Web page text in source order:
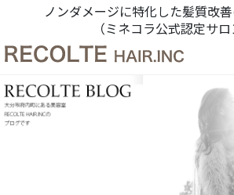
ノンダメージに特化した髪質改
（ミネコラ公式認定サ